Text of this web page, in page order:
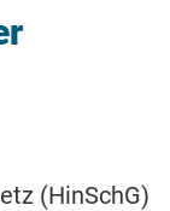
(HinSchG)